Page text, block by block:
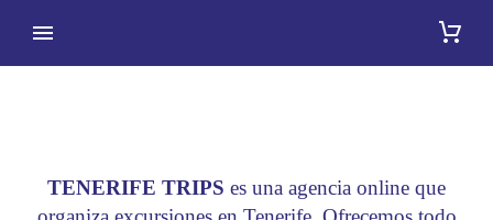
TENERIFE TRIPS es una agencia online que